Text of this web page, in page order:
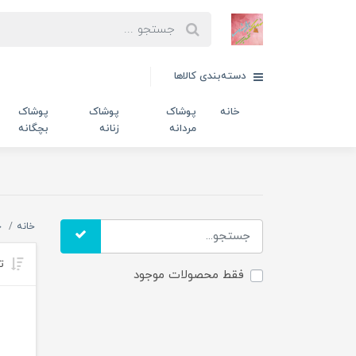
دسته‌بندی کالاها
خانه
پوشاک
مردانه
پوشاک
زنانه
پوشاک
بچگانه
فقط محصولات موجود
خانه